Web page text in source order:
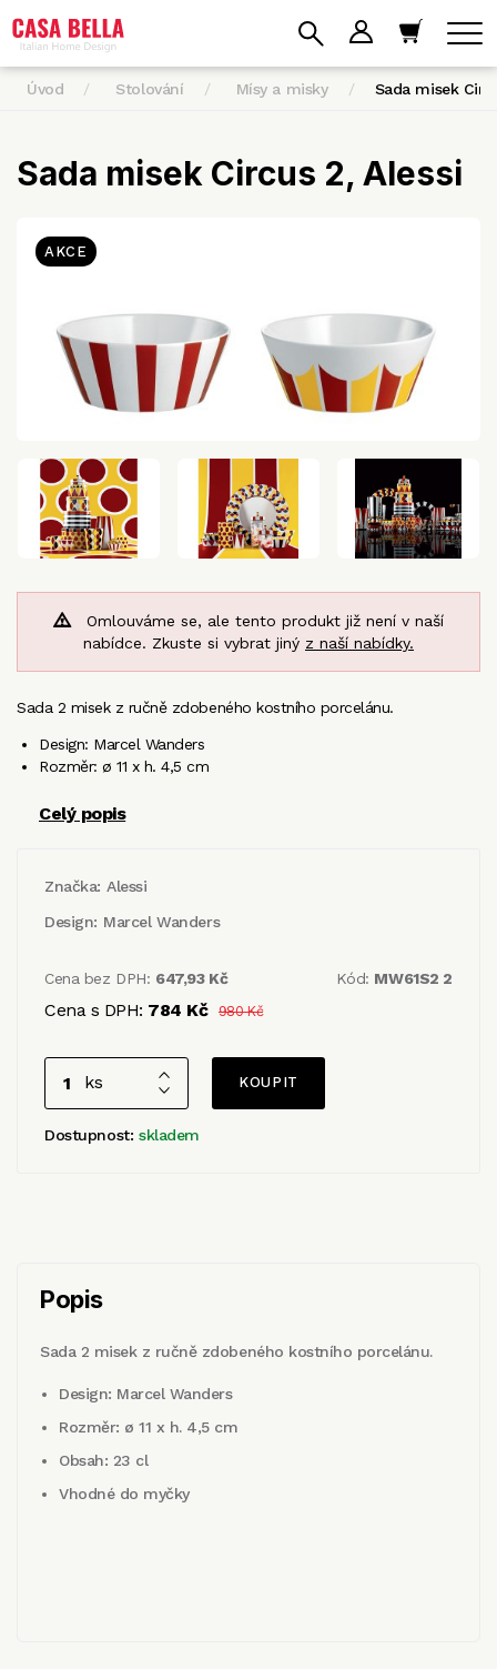
Úvod Stolování Mísy a misky Sada misek
Sada misek Circus 2, Alessi
AKCE
Omlouváme se, ale tento produkt již není v naší
nabídce. Zkuste si vybrat jiný z naší nabídky.
Sada 2 misek z ručně zdobeného kostního porcelánu.
Design: Marcel Wanders
Rozměr: ø 11 x h. 4,5 cm
Celý popis
Značka: Alessi
Design: Marcel Wanders
Cena bez DPH: 647,93 Kč
Cena s DPH: 784 Kč 980 Kč
Kód: MW61S2 2
ks
Dostupnost: skladem
Popis
Sada 2 misek z ručně zdobeného kostního porcelánu.
Design: Marcel Wanders
Rozměr: ø 11 x h. 4,5 cm
Obsah: 23 cl
Vhodné do myčky